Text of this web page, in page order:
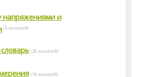
напряжениями и
(5 записей)
(28 записей)
(18 записей)